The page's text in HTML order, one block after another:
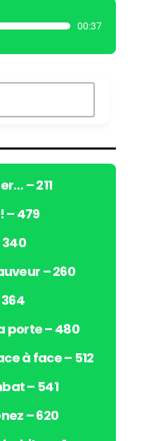
00:37
– 211
– 479
– 260
porte – 480
à face – 512
– 541
– 620